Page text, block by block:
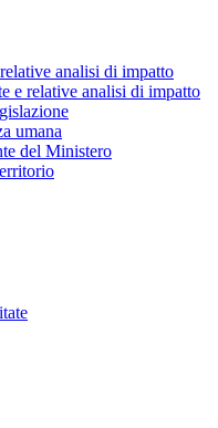
analisi di impatto
e relative analisi di impatto
umana
del Ministero